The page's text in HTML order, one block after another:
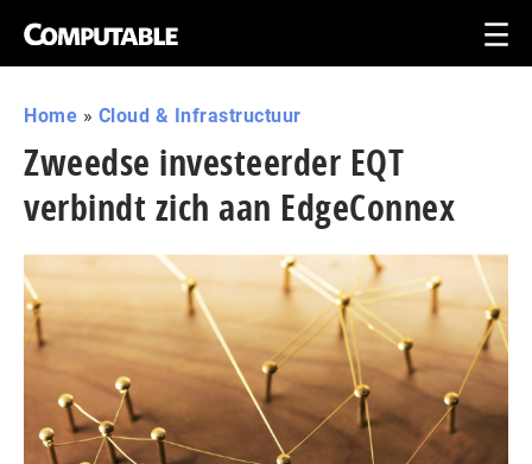
Home » Cloud & Infrastructuur
Zweedse investeerder EQT
verbindt zich aan EdgeConnex